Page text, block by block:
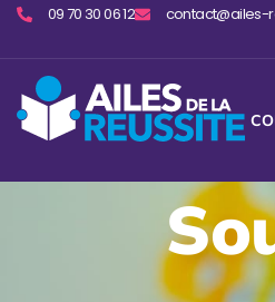
09 70 30 06 12 contact@ailes-